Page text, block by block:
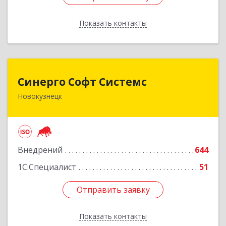
Показать контакты
Назад
Синерго Софт Системс
Новокузнецк
Внедрений
644
1С:Специалист
51
Отправить заявку
Показать контакты
Синерго Софт Системс
654005, Кемеровская обл, Новокузнецк г,
Отправить заявку
Назад